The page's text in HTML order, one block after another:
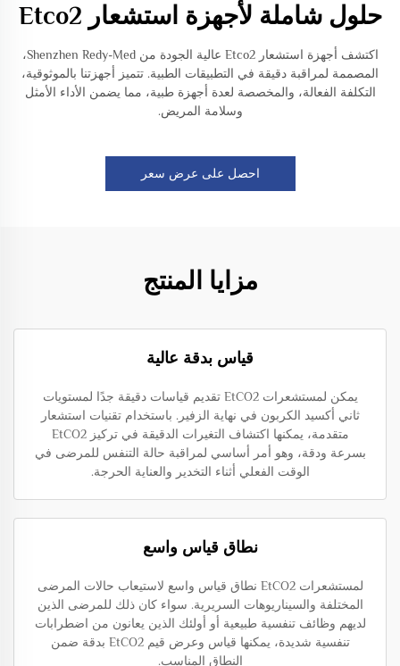
حلول شاملة لأجهزة استشعار Etco2
اكتشف أجهزة استشعار Etco2 عالية الجودة من Shenzhen Redy-Med،
المصممة لمراقبة دقيقة في التطبيقات الطبية. تتميز أجهزتنا بالموثوقية،
التكلفة الفعالة، والمخصصة لعدة أجهزة طبية، مما يضمن الأداء الأمثل
وسلامة المريض.
احصل على عرض سعر
مزايا المنتج
قياس بدقة عالية
يمكن لمستشعرات EtCO2 تقديم قياسات دقيقة جدًا لمستويات
ثاني أكسيد الكربون في نهاية الزفير. باستخدام تقنيات استشعار
متقدمة، يمكنها اكتشاف التغيرات الدقيقة في تركيز EtCO2
بسرعة ودقة، وهو أمر أساسي لمراقبة حالة التنفس للمرضى في
الوقت الفعلي أثناء التخدير والعناية الحرجة.
نطاق قياس واسع
لمستشعرات EtCO2 نطاق قياس واسع لاستيعاب حالات المرضى
المختلفة والسيناريوهات السريرية. سواء كان ذلك للمرضى الذين
لديهم وظائف تنفسية طبيعية أو أولئك الذين يعانون من اضطرابات
تنفسية شديدة، يمكنها قياس وعرض قيم EtCO2 بدقة ضمن
النطاق المناسب.